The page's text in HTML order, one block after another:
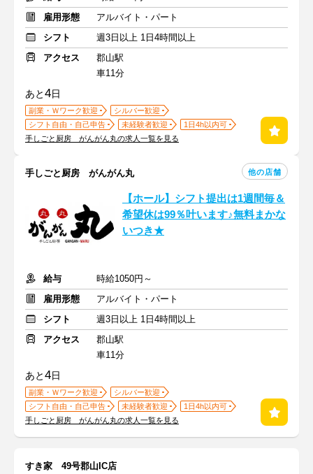
雇用形態
アルバイト・パート
シフト
週3日以上 1日4時間以上
アクセス
郡山駅
車11分
あと4日
副業・Ｗワーク歓迎
シルバー歓迎
シフト自由・自己申告
未経験者歓迎
1日4h以内可
手しごと厨房 がんがん丸の求人一覧を見る
手しごと厨房 がんがん丸 他の店舗
【ホール】シフト提出は1週間毎＆
希望休は99％叶います♪無料まかな
いつき★
給与
時給1050円～
雇用形態
アルバイト・パート
シフト
週3日以上 1日4時間以上
アクセス
郡山駅
車11分
あと4日
副業・Ｗワーク歓迎
シルバー歓迎
シフト自由・自己申告
未経験者歓迎
1日4h以内可
手しごと厨房 がんがん丸の求人一覧を見る
すき家 49号郡山IC店